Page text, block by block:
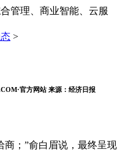
管理、商业智能、云服
>
官方网站 来源： 经济日报
；”俞白眉说，最终呈现